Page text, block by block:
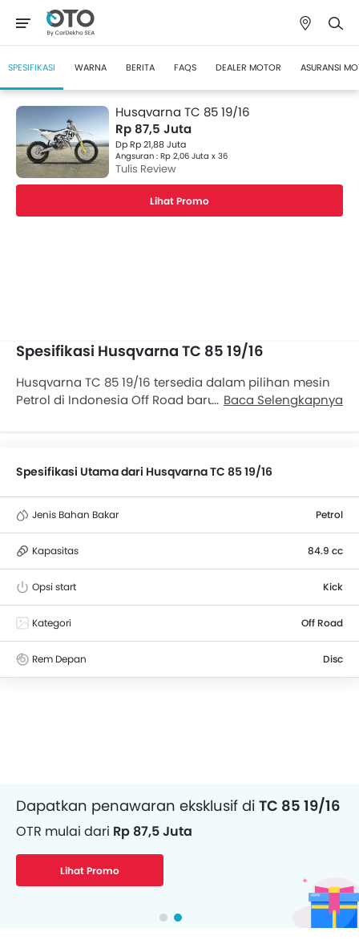
SPESIFIKASI WARNA BERITA FAQS DEALER MOTOR ASURANSI
Husqvarna TC 85 19/16
Rp 87,5 Juta
Dp Rp 21,88 Juta
Angsuran : Rp 2,06 Juta x 36
Tulis Review
Lihat Promo
Spesifikasi Husqvarna TC 85 19/16
Husqvarna TC 85 19/16 tersedia dalam pilihan mesin
Petrol di Indonesia Off Road baru dari Husqvarna
dengan transmisi Manual tergantung variannya. serta
Baca Selengkapnya
Spesifikasi Utama dari Husqvarna TC 85 19/16
Jenis Bahan Bakar Petrol
Kapasitas 84.9 cc
Opsi start Kick
Kategori Off Road
Rem Depan Disc
Dapatkan penawaran eksklusif di TC 85 19/16
OTR mulai dari Rp 87,5 Juta
Lihat Promo